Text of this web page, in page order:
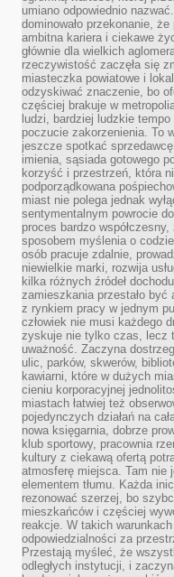
umiano odpowiednio
dominowało przekonanie,
ambitna kariera i ciekawe
głównie dla wielkich
rzeczywistość zaczęła się
miasteczka powiatowe i
odzyskiwać znaczenie, bo
częściej brakuje w
ludzi, bardziej ludzkie
poczucie zakorzenienia. To
jeszcze spotkać
imienia, sąsiada gotowego
korzyść i przestrzeń, która
podporządkowana
miast nie polega jednak
sentymentalnym powrocie
proces bardzo
sposobem myślenia o
osób pracuje zdalnie,
niewielkie marki, rozwija
kilka różnych źródeł
zamieszkania przestało
z rynkiem pracy w jednym
człowiek nie musi każdego
zyskuje nie tylko czas, lecz
uważność. Zaczyna
ulic, parków, skwerów,
kawiarni, które w dużych
cieniu korporacyjnej
miastach łatwiej też
pojedynczych działań na
nowa księgarnia, dobrze
klub sportowy, pracownia
kultury z ciekawą ofertą
atmosferę miejsca. Tam nie
elementem tłumu. Każda
rezonować szerzej, bo
mieszkańców i częściej
reakcje. W takich
odpowiedzialności za
Przestają myśleć, że
odległych instytucji, i